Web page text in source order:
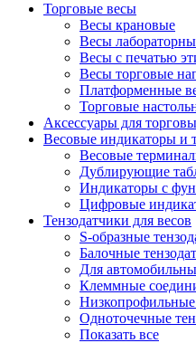
Торговые весы
Весы крановые
Весы
Весы с печатью
Весы торговые
Платформенные
Торговые
Аксессуары для
Весовые индикаторы и
Весовые
Дублирующие
Индикаторы с
Цифровые
Тензодатчики для весов
S-образные
Балочные
Для
Клеммные
Одноточечные
Показать все